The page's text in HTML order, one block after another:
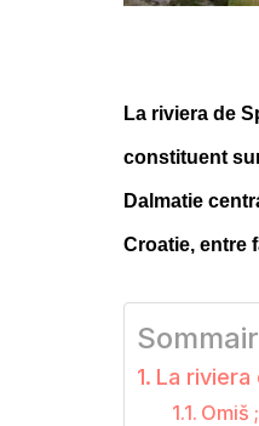
La riviera de
constituent
Dalmatie
Croatie, entre
La riviera
Omiš